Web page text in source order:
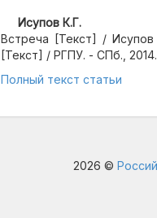
Исупов К.Г.
Встреча [Текст] / Исупов
[Текст] / РГПУ. - СПб.,
Полный текст статьи
2026 ©